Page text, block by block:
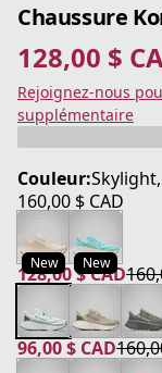
Chaussure
128,00 $
prix actuel
prix original
Enregistrer 20 %
Rejoignez-nous
supplémentaire
Couleur:
160,00 $ CAD
prix actuel 160,00
New New
128,00 $ CAD
prix actuel 128,00
prix original
96,00 $ CAD
prix actuel 96,00
prix original